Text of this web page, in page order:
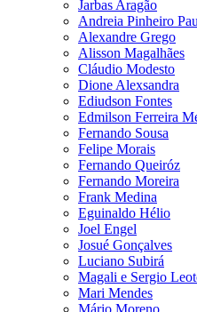
Jarbas Aragão
Andreia Pinheiro
Alexandre Grego
Alisson Magalhães
Cláudio Modesto
Dione Alexsandra
Ediudson Fontes
Edmilson Ferreira
Fernando Sousa
Felipe Morais
Fernando Queiróz
Fernando Moreira
Frank Medina
Eguinaldo Hélio
Joel Engel
Josué Gonçalves
Luciano Subirá
Magali e Sergio
Mari Mendes
Mário Moreno